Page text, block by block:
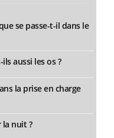
se passe-t-il dans le
aussi les os ?
la prise en charge
la nuit ?